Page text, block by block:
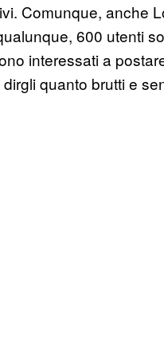
Comunque, anche
600 utenti
interessati a
quanto brutti e